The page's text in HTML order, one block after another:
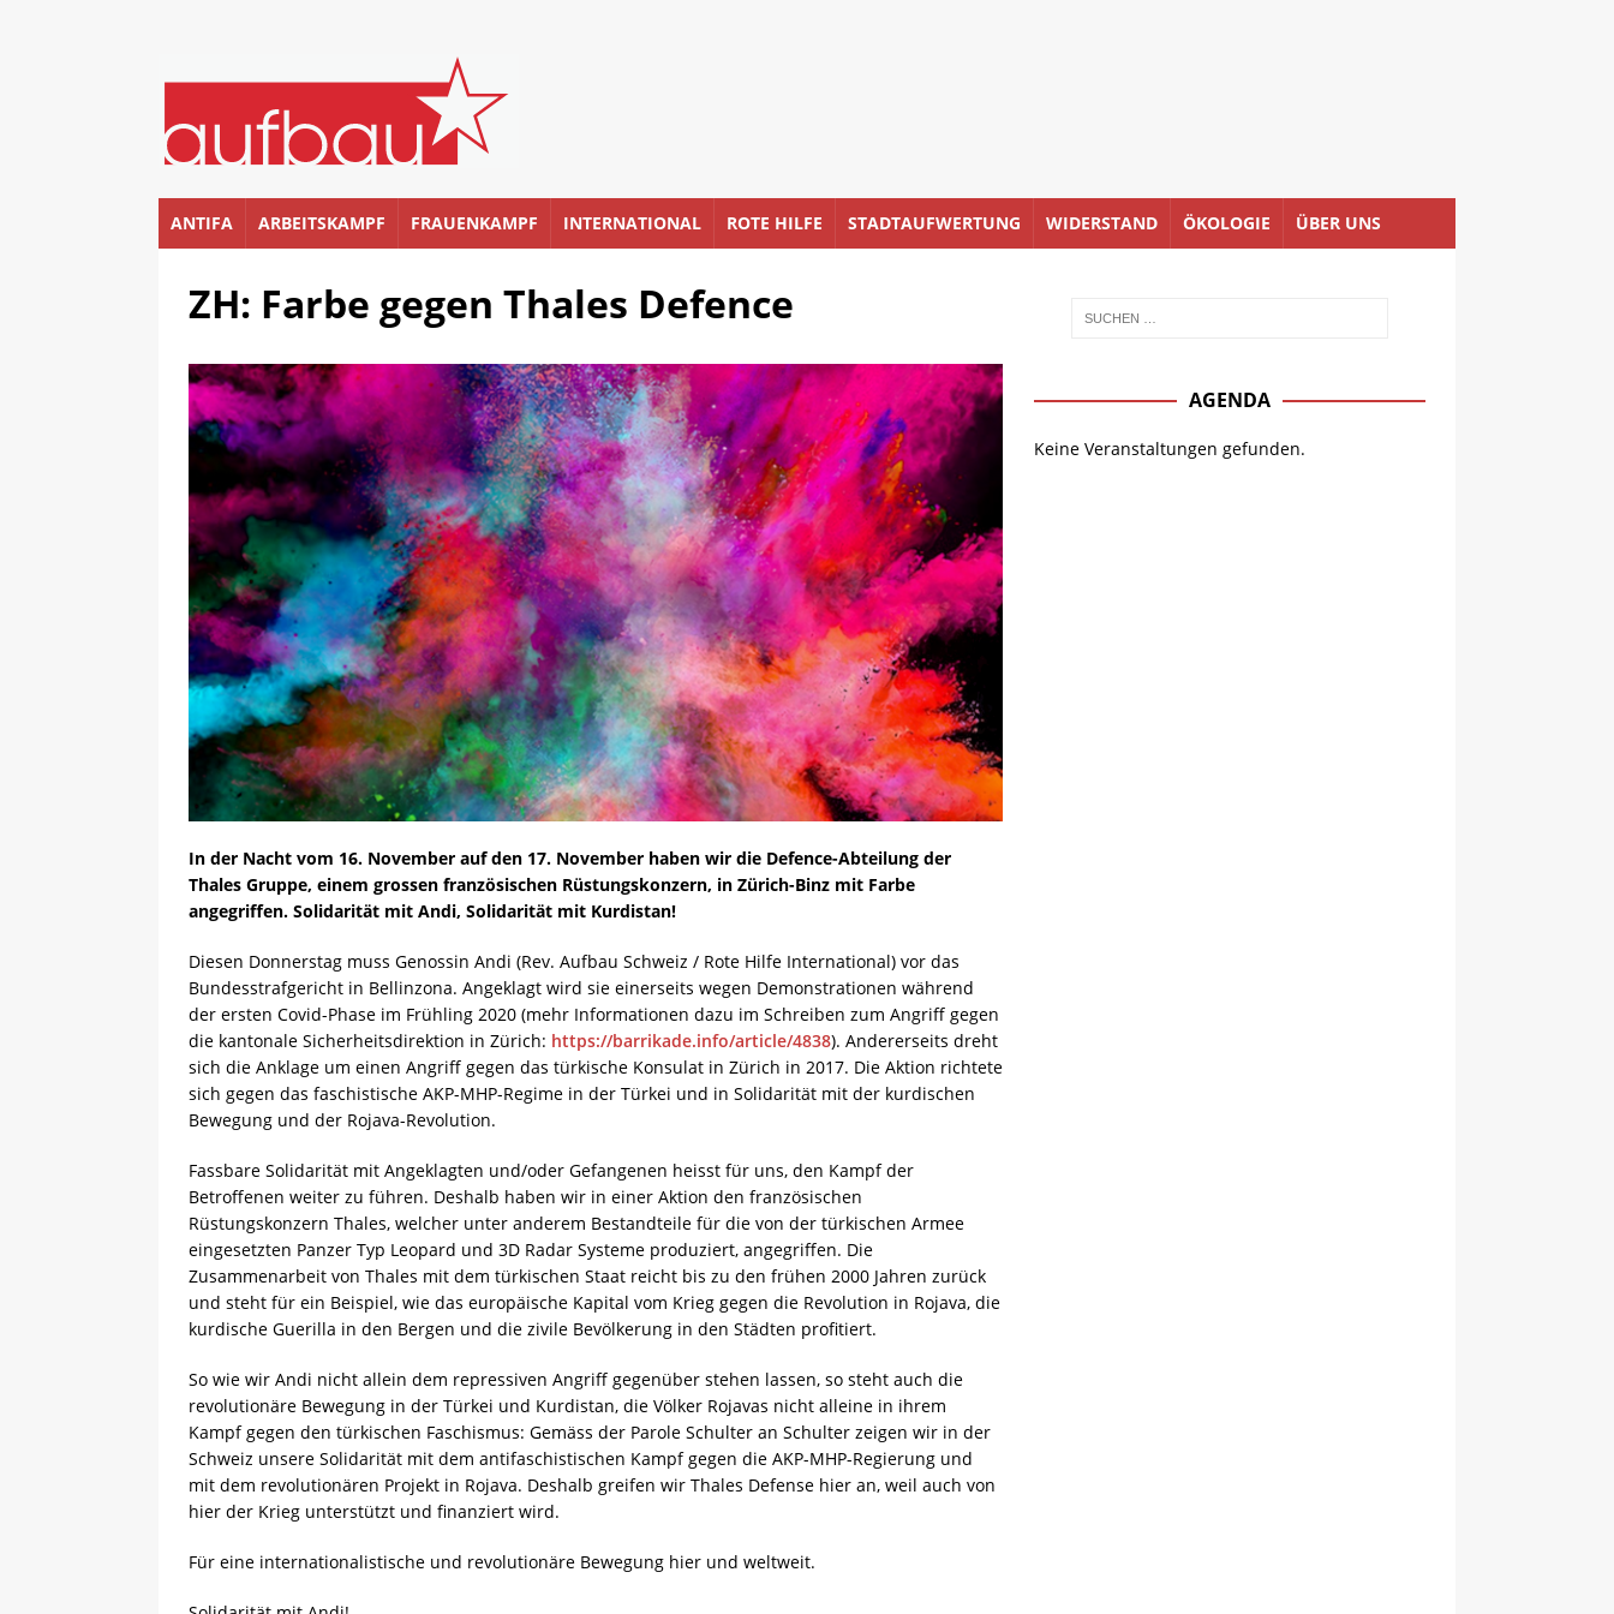
ANTIFA ARBEITSKAMPF FRAUENKAMPF INTERNATIONAL ROTE HILFE STADTAUFWERTUNG WIDERSTAND ÖKOLOGIE ÜBER UNS
ZH: Farbe gegen Thales Defence
In der Nacht vom 16. November auf den 17. November haben wir die Defence-Abteilung der
Thales Gruppe, einem grossen französischen Rüstungskonzern, in Zürich-Binz mit Farbe
angegriffen. Solidarität mit Andi, Solidarität mit Kurdistan!
Diesen Donnerstag muss Genossin Andi (Rev. Aufbau Schweiz / Rote Hilfe International) vor das
Bundesstrafgericht in Bellinzona. Angeklagt wird sie einerseits wegen Demonstrationen während
der ersten Covid-Phase im Frühling 2020 (mehr Informationen dazu im Schreiben zum Angriff gegen
die kantonale Sicherheitsdirektion in Zürich: https://barrikade.info/article/4838). Andererseits dreht
sich die Anklage um einen Angriff gegen das türkische Konsulat in Zürich in 2017. Die Aktion richtete
sich gegen das faschistische AKP-MHP-Regime in der Türkei und in Solidarität mit der kurdischen
Bewegung und der Rojava-Revolution.
Fassbare Solidarität mit Angeklagten und/oder Gefangenen heisst für uns, den Kampf der
Betroffenen weiter zu führen. Deshalb haben wir in einer Aktion den französischen
Rüstungskonzern Thales, welcher unter anderem Bestandteile für die von der türkischen Armee
eingesetzten Panzer Typ Leopard und 3D Radar Systeme produziert, angegriffen. Die
Zusammenarbeit von Thales mit dem türkischen Staat reicht bis zu den frühen 2000 Jahren zurück
und steht für ein Beispiel, wie das europäische Kapital vom Krieg gegen die Revolution in Rojava, die
kurdische Guerilla in den Bergen und die zivile Bevölkerung in den Städten profitiert.
So wie wir Andi nicht allein dem repressiven Angriff gegenüber stehen lassen, so steht auch die
revolutionäre Bewegung in der Türkei und Kurdistan, die Völker Rojavas nicht alleine in ihrem
Kampf gegen den türkischen Faschismus: Gemäss der Parole Schulter an Schulter zeigen wir in der
Schweiz unsere Solidarität mit dem antifaschistischen Kampf gegen die AKP-MHP-Regierung und
mit dem revolutionären Projekt in Rojava. Deshalb greifen wir Thales Defense hier an, weil auch von
hier der Krieg unterstützt und finanziert wird.
Für eine internationalistische und revolutionäre Bewegung hier und weltweit.
AGENDA
Keine Veranstaltungen gefunden.